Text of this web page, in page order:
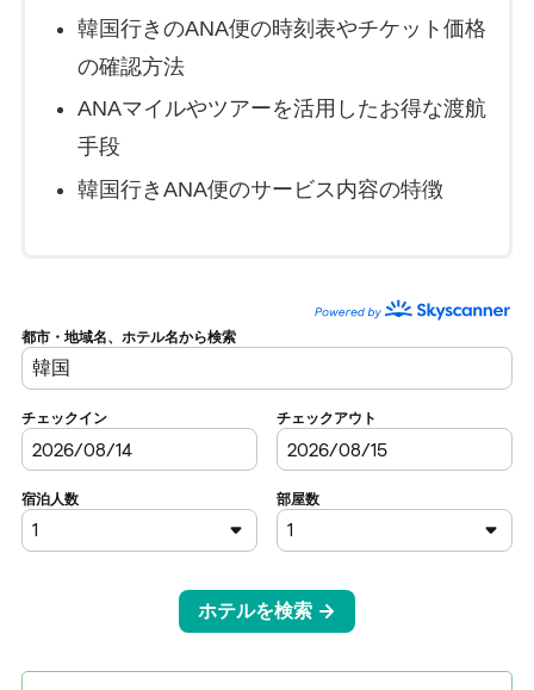
韓国行きのANA便の時刻表やチケット価格
の確認方法
ANAマイルやツアーを活用したお得な渡航
手段
韓国行きANA便のサービス内容の特徴